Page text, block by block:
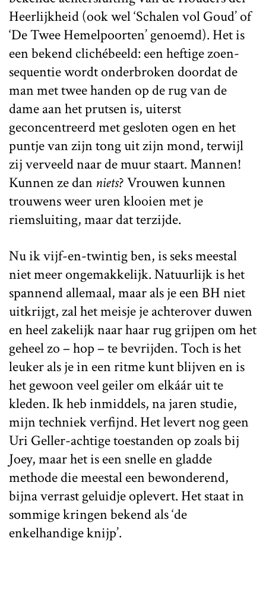
Heerlijkheid (ook wel ‘Schalen vol Goud’ of
‘De Twee Hemelpoorten’ genoemd). Het is
een bekend clichébeeld: een heftige zoen-
sequentie wordt onderbroken doordat de
man met twee handen op de rug van de
dame aan het prutsen is, uiterst
geconcentreerd met gesloten ogen en het
puntje van zijn tong uit zijn mond, terwijl
zij verveeld naar de muur staart. Mannen!
Kunnen ze danniets? Vrouwen kunnen
trouwens weer uren klooien met je
riemsluiting, maar dat terzijde.
Nu ik vijf-en-twintig ben, is seks meestal
niet meer ongemakkelijk. Natuurlijk is het
spannend allemaal, maar als je een BH niet
uitkrijgt, zal het meisje je achterover duwen
en heel zakelijk naar haar rug grijpen om het
geheel zo – hop – te bevrijden. Toch is het
leuker als je in een ritme kunt blijven en is
het gewoon veel geiler om elkáár uit te
kleden. Ik heb inmiddels, na jaren studie,
mijn techniek verfijnd. Het levert nog geen
Uri Geller-achtige toestanden op zoals bij
Joey, maar het is een snelle en gladde
methode die meestal een bewonderend,
bijna verrast geluidje oplevert. Het staat in
sommige kringen bekend als ‘de
enkelhandige knijp’.